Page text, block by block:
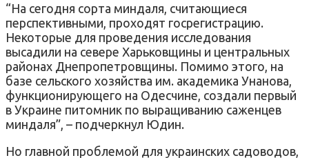
“На сегодня сорта миндаля, считающиеся
перспективными, проходят госрегистрацию.
Некоторые для проведения исследования
высадили на севере Харьковщины и центральных
районах Днепропетровщины. Помимо этого, на
базе сельского хозяйства им. академика Унанова,
функционирующего на Одесчине, создали первый
в Украине питомник по выращиванию саженцев
миндаля”, – подчеркнул Юдин.
Но главной проблемой для украинских садоводов,